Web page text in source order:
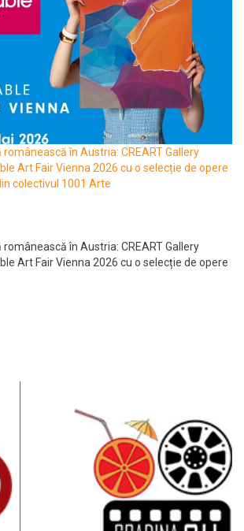
în Austria: CREART Gallery
Art Fair Vienna 2026 cu o selecție de opere
colectivul 1001 Arte
în Austria: CREART Gallery
Art Fair Vienna 2026 cu o selecție de opere